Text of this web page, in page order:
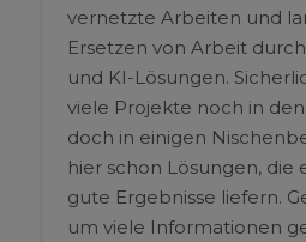
vernetzte Arbeiten und
Ersetzen von Arbeit
und KI-Lösungen.
viele Projekte noch in
doch in einigen
hier schon Lösungen, die
gute Ergebnisse liefern.
um viele Informationen